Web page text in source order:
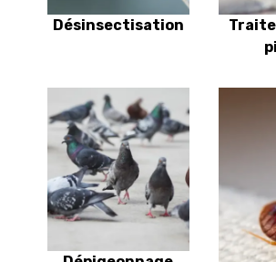
Désinsectisation